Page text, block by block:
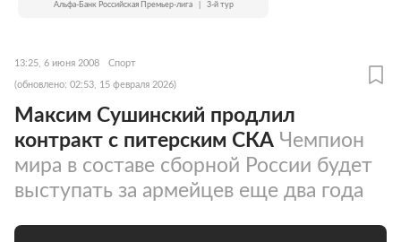
Альфа-Банк Российская Премьер-лига 3-й тур
13:25, 6 июня 2008 Спорт
(обновлено: 02:53, 15 февраля 2026)
Максим Сушинский продлил
контракт с питерским СКА Чемпион
мира в составе сборной России будет
выступать за армейцев еще два года